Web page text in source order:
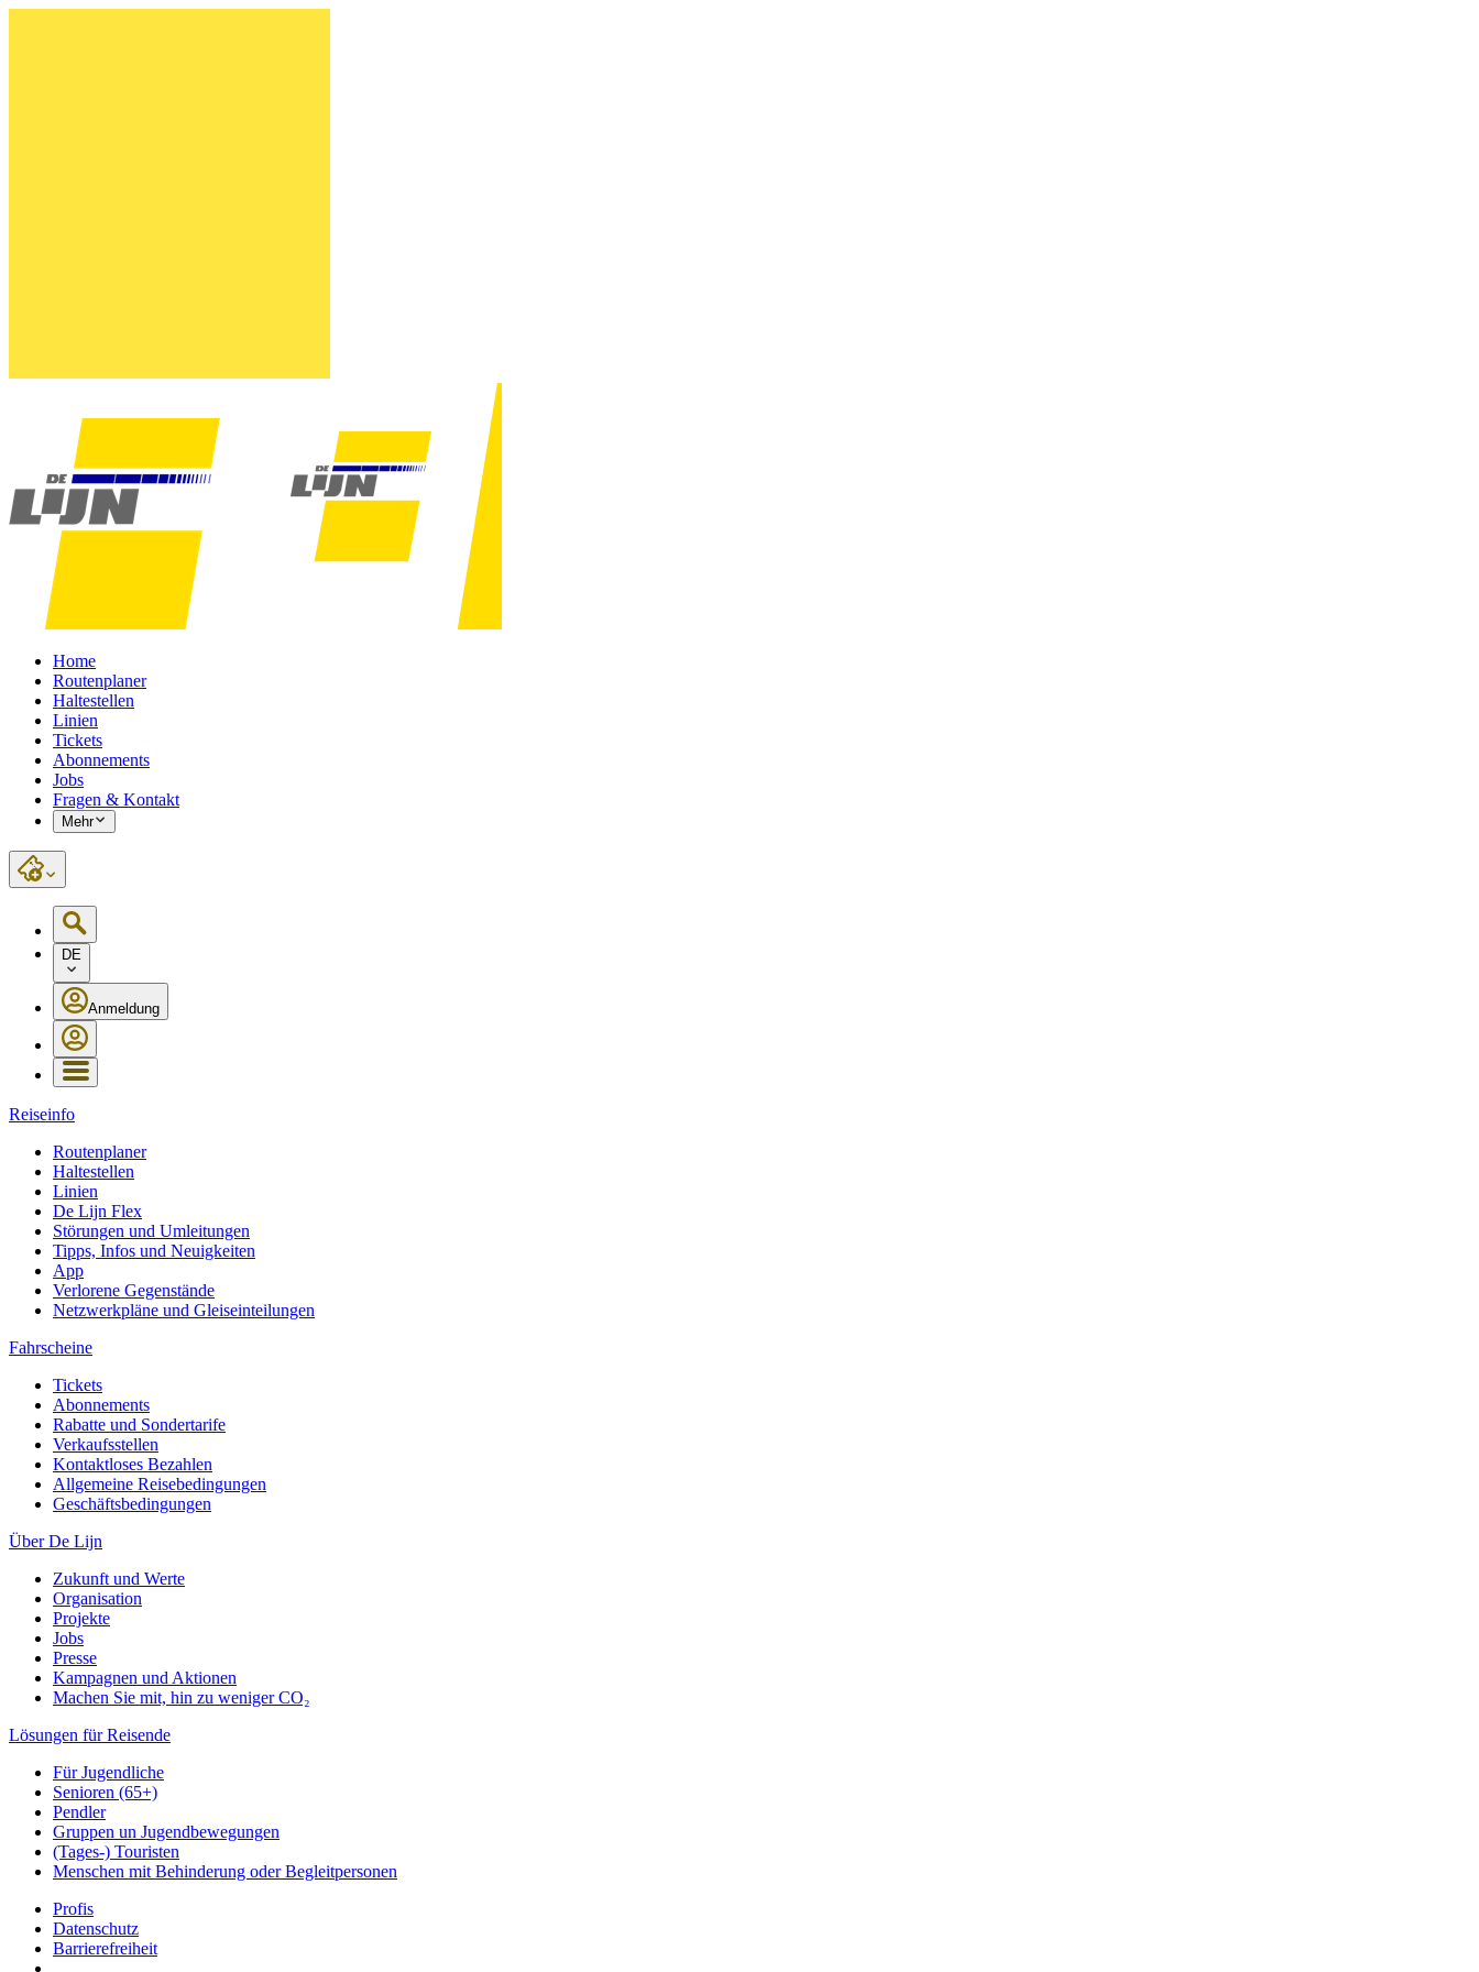
Home
Routenplaner
Haltestellen
Linien
Tickets
Abonnements
Jobs
Fragen & Kontakt
Mehr
DE
Anmeldung
Reiseinfo
Routenplaner
Haltestellen
Linien
De Lijn Flex
Störungen und Umleitungen
Tipps, Infos und Neuigkeiten
App
Verlorene Gegenstände
Netzwerkpläne und Gleiseinteilungen
Fahrscheine
Tickets
Abonnements
Rabatte und Sondertarife
Verkaufsstellen
Kontaktloses Bezahlen
Allgemeine Reisebedingungen
Geschäftsbedingungen
Über De Lijn
Zukunft und Werte
Organisation
Projekte
Jobs
Presse
Kampagnen und Aktionen
Machen Sie mit, hin zu weniger CO₂
Lösungen für Reisende
Für Jugendliche
Senioren (65+)
Pendler
Gruppen un Jugendbewegungen
(Tages-) Touristen
Menschen mit Behinderung oder Begleitpersonen
Profis
Datenschutz
Barrierefreiheit